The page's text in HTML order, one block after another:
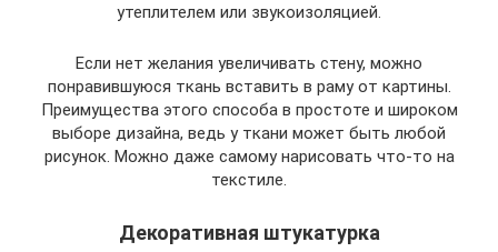
утеплителем или звукоизоляцией.
Если нет желания увеличивать стену, можно
понравившуюся ткань вставить в раму от картины.
Преимущества этого способа в простоте и широком
выборе дизайна, ведь у ткани может быть любой
рисунок. Можно даже самому нарисовать что-то на
текстиле.
Декоративная штукатурка